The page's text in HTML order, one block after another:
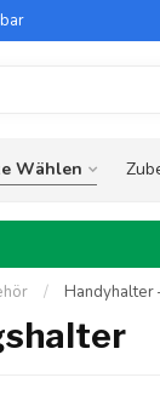
Wählen
/ Handyhalter